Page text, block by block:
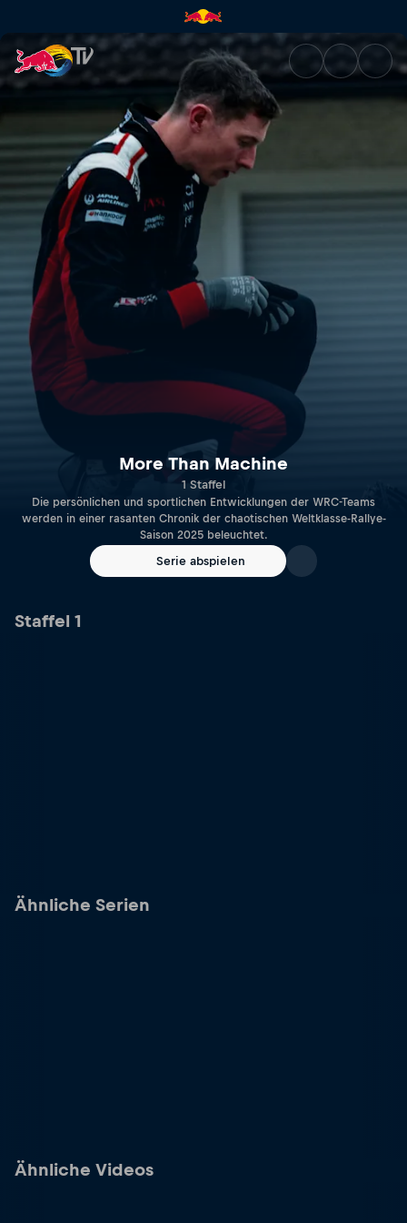
More Than Machine | Red
More Than Machine
1 Staffel
Die persönlichen und sportlichen Entwicklungen der WRC-Teams
werden in einer rasanten Chronik der chaotischen Weltklasse-Rallye-
Saison 2025 beleuchtet.
Serie abspielen
Staffel 1
Ähnliche Serien
Ähnliche Videos